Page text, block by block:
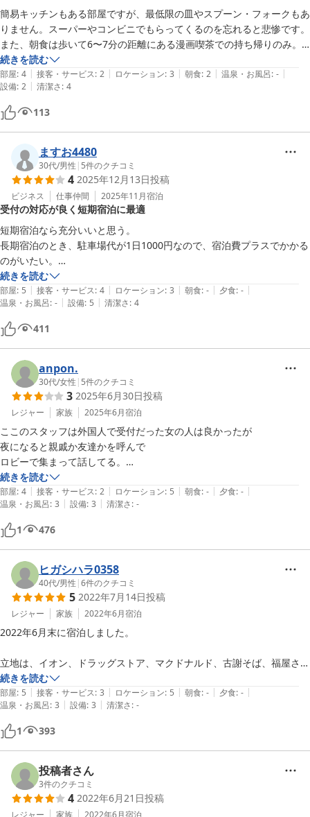
簡易キッチンもある部屋ですが、最低限の皿やスプーン・フォークもあ
りません。スーパーやコンビニでもらってくるのを忘れると悲惨です。
また、朝食は歩いて6〜7分の距離にある漫画喫茶での持ち帰りのみ。
私が泊まった時は、メニューは「おにぎり」か「親子丼」。おにぎりは
唐揚げと焼きおにぎり（冷凍のをチンしたもの）が入っていて居酒屋メ
ニューのよう。朝から唐揚げと焼きおにぎりって…。普通にコーヒーと
パンにしてくれないかな。そして朝からホテルから離れた場所に行かな
きゃならないこと、お天気悪かったら行きたくなくなることなどをして
続きを読む
部屋: 4 | 接客・サービス: 2 | ロケーション: 3 | 朝食: 2 | 温泉・お風呂: - |
設備: 2 | 清潔さ: 4
113
ますお4480
30代/男性 | 5件のクチコミ
4 2025年12月13日投稿
ビジネス 仕事仲間 2025年11月宿泊
受付の対応が良く短期宿泊に最適
短期宿泊なら充分いいと思う。
長期宿泊のとき、駐車場代が1日1000円なので、宿泊費プラスでかかる
のがいたい。
受付の対応はとてもよかったのでリピートしたいと思う。
続きを読む
部屋: 5 | 接客・サービス: 4 | ロケーション: 3 | 朝食: - | 夕食: - |
温泉・お風呂: - | 設備: 5 | 清潔さ: 4
411
anpon.
30代/女性 | 5件のクチコミ
3 2025年6月30日投稿
レジャー 家族 2025年6月宿泊
ここのスタッフは外国人で受付だった女の人は良かったが
夜になると親戚か友達かを呼んで
ロビーで集まって話してる。
家じゃないのに、皆んなでロービーのソファでくつろぐ外国人。
22時前まで。うるさい！
それに駐車場でもその外国人たちが大声で話をしたり、
隣の敷地へポイ捨てしてる所をベランダから目撃。
私的利用はやめて欲しいし、今まで利用してきた金城の中で初めての経
験だった。
こんな人たちが増えるから、大好きな宮古島も汚れていくのかと思っ
た。
もう少しオーナーはどうにか、対策をした方がいいと思う。
部屋は広すぎて快適
近くにマックスバリューもコンビニもあるし良いのに勿体ない。
続きを読む
部屋: 4 | 接客・サービス: 2 | ロケーション: 5 | 朝食: - | 夕食: - |
温泉・お風呂: 3 | 設備: 3 | 清潔さ: -
1 476
ヒガシハラ0358
40代/男性 |6件のクチコミ
5 2022年7月14日投稿
レジャー 家族 2022年6月宿泊
2022年6月末に宿泊しました。
立地は、イオン、ドラッグストア、マクドナルド、古謝そば、福屋さん
（地元の食堂）、から、徒歩圏内で、非常に便利な立地にあり、連泊す
るのにも、便利でした。
部屋も広々で、快適に過ごせました。
続きを読む
部屋: 5 | 接客・サービス: 3 | ロケーション: 5 | 朝食: - | 夕食: - |
温泉・お風呂: 3 | 設備: 3 | 清潔さ: -
1 393
投稿者さん
3件のクチコミ
4 2022年6月21日投稿
レジャー 家族 2022年6月宿泊